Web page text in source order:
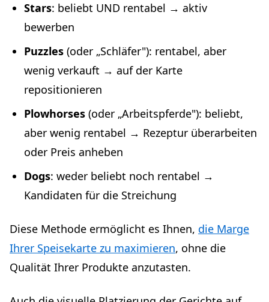
Stars: beliebt UND rentabel → aktiv
bewerben
Puzzles (oder „Schläfer"): rentabel, aber
wenig verkauft → auf der Karte
repositionieren
Plowhorses (oder „Arbeitspferde"): beliebt,
aber wenig rentabel → Rezeptur überarbeiten
oder Preis anheben
Dogs: weder beliebt noch rentabel →
Kandidaten für die Streichung
Diese Methode ermöglicht es Ihnen, die Marge
Ihrer Speisekarte zu maximieren, ohne die
Qualität Ihrer Produkte anzutasten.